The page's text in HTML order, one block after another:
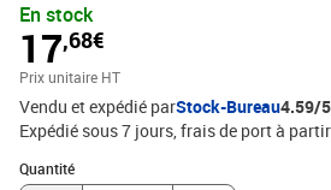
En stock
17,68€
Prix unitaire HT
Vendu et expédié parStock-Bureau4.59/5
Expédié sous 7 jours, frais de port à
Quantité
Quantité : 1